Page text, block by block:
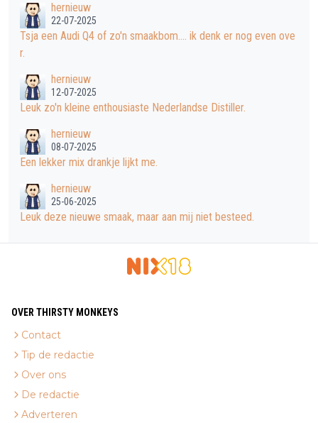
hernieuw
22-07-2025
Tsja een Audi Q4 of zo'n smaakbom.... ik denk er nog even ove
r.
hernieuw
12-07-2025
Leuk zo'n kleine enthousiaste Nederlandse Distiller.
hernieuw
08-07-2025
Een lekker mix drankje lijkt me.
hernieuw
25-06-2025
Leuk deze nieuwe smaak, maar aan mij niet besteed.
OVER THIRSTY MONKEYS
Contact
Tip de redactie
Over ons
De redactie
Adverteren